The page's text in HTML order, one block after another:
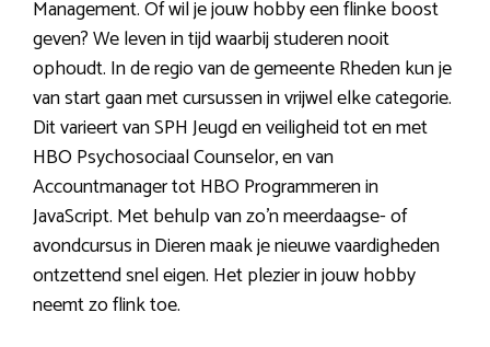
Management. Of wil je jouw hobby een flinke boost
geven? We leven in tijd waarbij studeren nooit
ophoudt. In de regio van de gemeente Rheden kun je
van start gaan met cursussen in vrijwel elke categorie.
Dit varieert van SPH Jeugd en veiligheid tot en met
HBO Psychosociaal Counselor, en van
Accountmanager tot HBO Programmeren in
JavaScript. Met behulp van zo’n meerdaagse- of
avondcursus in Dieren maak je nieuwe vaardigheden
ontzettend snel eigen. Het plezier in jouw hobby
neemt zo flink toe.